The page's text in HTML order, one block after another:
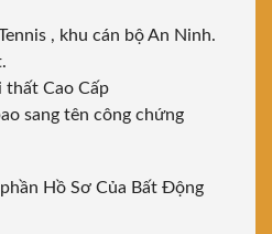
, khu cán bộ An Ninh.
thất Cao Cấp
sang tên công chứng
Hồ Sơ Của Bất Động